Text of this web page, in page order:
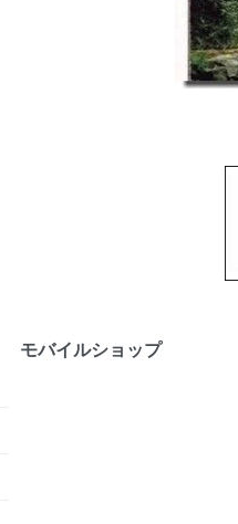
モバイルショップ